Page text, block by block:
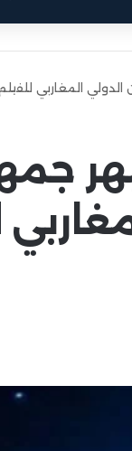
الدولي المغاربي